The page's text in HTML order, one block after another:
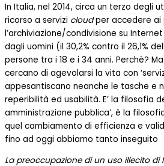
In Italia, nel 2014, circa un terzo degli
ricorso a servizi cloudper accedere ai
l’archiviazione/condivisione su
dagli uomini (il 30,2% contro il 26,1%
persone tra i 18 e i 34 anni. Perchè?
cercano di agevolarsi la vita con
appesantiscano neanche le tasche e
reperibilità ed usabilità. E’ la filosofia
amministrazione pubblica’, è la
quel cambiamento di efficienza e
fino ad oggi abbiamo tanto inseguito
La preoccupazione di un uso illecito